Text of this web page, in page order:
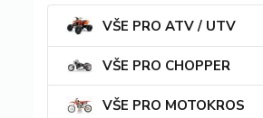
VŠE PRO ATV / UTV
VŠE PRO CHOPPER
VŠE PRO MOTOKROS